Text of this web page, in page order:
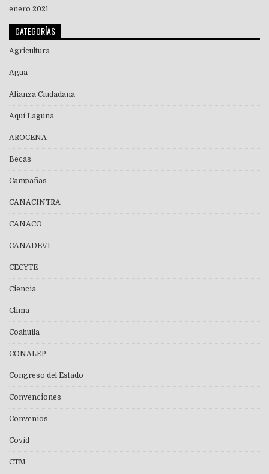
enero 2021
CATEGORÍAS
Agricultura
Agua
Alianza Ciudadana
Aquí Laguna
AROCENA
Becas
Campañas
CANACINTRA
CANACO
CANADEVI
CECYTE
Ciencia
Clima
Coahuila
CONALEP
Congreso del Estado
Convenciones
Convenios
Covid
CTM